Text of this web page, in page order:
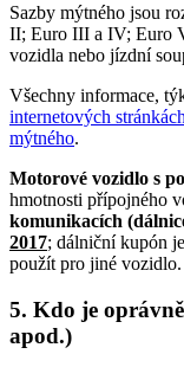
Sazby mýtného jsou
II; Euro III a IV; Euro
vozidla nebo jízdní
Všechny informace,
internetových
mýtného.
Motorové vozidlo s
hmotnosti přípojného
komunikacích
2017; dálniční kupón
použít pro jiné vozidlo.
5. Kdo je
apod.)